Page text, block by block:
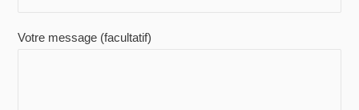
Votre message (facultatif)